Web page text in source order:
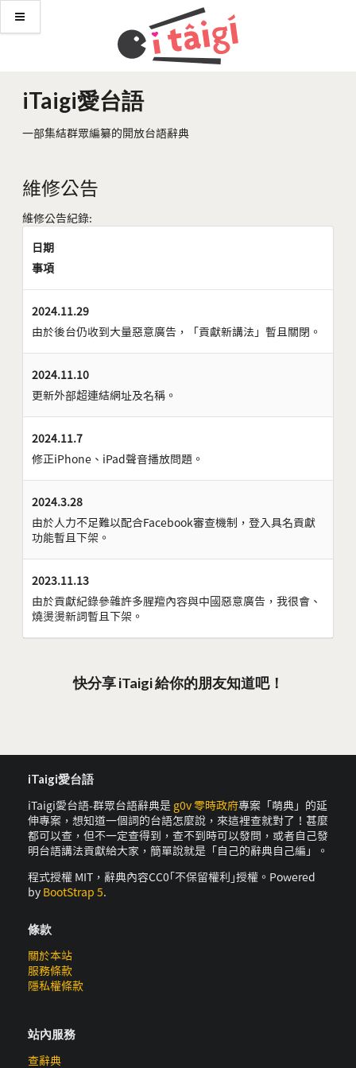
iTaigi愛台語
一部集結群眾編纂的開放台語辭典
維修公告
維修公告紀錄:
日期
事項
2024.11.29
由於後台仍收到大量惡意廣告，「貢獻新講法」暫且關閉。
2024.11.10
更新外部超連結網址及名稱。
2024.11.7
修正iPhone、iPad聲音播放問題。
2024.3.28
由於人力不足難以配合Facebook審查機制，登入具名貢獻
功能暫且下架。
2023.11.13
由於貢獻紀錄參雜許多腥羶內容與中國惡意廣告，我很會、
燒燙燙新詞暫且下架。
快分享 iTaigi 給你的朋友知道吧！
iTaigi愛台語
iTaigi愛台語-群眾台語辭典是 g0v 零時政府專案「萌典」的延
伸專案，想知道一個詞的台語怎麼說，來這裡查就對了！甚麼
都可以查，但不一定查得到，查不到時可以發問，或者自己發
明台語講法貢獻給大家，簡單說就是「自己的辭典自己編」。
程式授權 MIT，辭典內容CC0｢不保留權利｣授權。Powered
by BootStrap 5.
條款
關於本站
服務條款
隱私權條款
站內服務
查辭典